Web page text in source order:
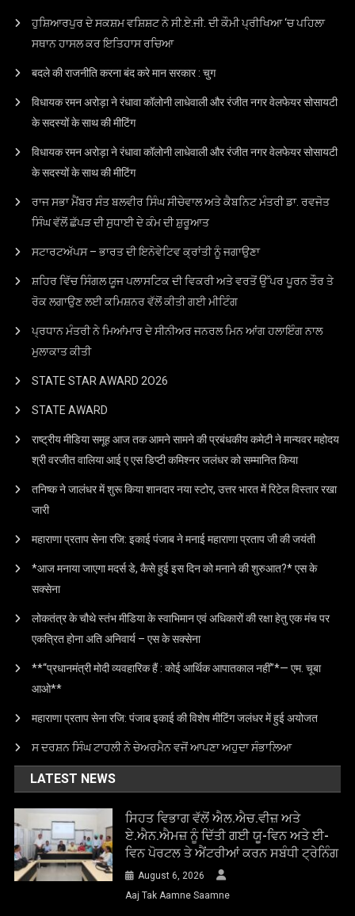
ਹੁਸ਼ਿਆਰਪੁਰ ਦੇ ਸਕਸ਼ਮ ਵਸ਼ਿਸ਼ਟ ਨੇ ਸੀ.ਏ.ਜੀ. ਦੀ ਕੌਮੀ ਪ੍ਰੀਖਿਆ ‘ਚ ਪਹਿਲਾ
ਸਥਾਨ ਹਾਸਲ ਕਰ ਇਤਿਹਾਸ ਰਚਿਆ
बदले की राजनीति करना बंद करे मान सरकार : चुग
विधायक रमन अरोड़ा ने रंधावा कॉलोनी लाधेवाली और रंजीत नगर वेलफेयर सोसायटी
के सदस्यों के साथ की मीटिंग
विधायक रमन अरोड़ा ने रंधावा कॉलोनी लाधेवाली और रंजीत नगर वेलफेयर सोसायटी
के सदस्यों के साथ की मीटिंग
ਰਾਜ ਸਭਾ ਮੈਂਬਰ ਸੰਤ ਬਲਵੀਰ ਸਿੰਘ ਸੀਚੇਵਾਲ ਅਤੇ ਕੈਬਨਿਟ ਮੰਤਰੀ ਡਾ. ਰਵਜੋਤ
ਸਿੰਘ ਵੱਲੋਂ ਛੱਪੜ ਦੀ ਸੁਧਾਈ ਦੇ ਕੰਮ ਦੀ ਸ਼ੁਰੂਆਤ
ਸਟਾਰਟਅੱਪਸ – ਭਾਰਤ ਦੀ ਇਨੋਵੇਟਿਵ ਕ੍ਰਾਂਤੀ ਨੂੰ ਜਗਾਉਣਾ
ਸ਼ਹਿਰ ਵਿੱਚ ਸਿੰਗਲ ਯੂਜ ਪਲਾਸਟਿਕ ਦੀ ਵਿਕਰੀ ਅਤੇ ਵਰਤੋਂ ਉੱਪਰ ਪੂਰਨ ਤੌਰ ਤੇ
ਰੋਕ ਲਗਾਉਣ ਲਈ ਕਮਿਸ਼ਨਰ ਵੱਲੋਂ ਕੀਤੀ ਗਈ ਮੀਟਿੰਗ
ਪ੍ਰਧਾਨ ਮੰਤਰੀ ਨੇ ਮਿਆਂਮਾਰ ਦੇ ਸੀਨੀਅਰ ਜਨਰਲ ਮਿਨ ਆਂਗ ਹਲਾਇੰਗ ਨਾਲ
ਮੁਲਾਕਾਤ ਕੀਤੀ
STATE STAR AWARD 2O26
STATE AWARD
राष्ट्रीय मीडिया समूह आज तक आमने सामने की प्रबंधकीय कमेटी ने मान्यवर महोदय
श्री वरजीत वालिया आई ए एस डिप्टी कमिश्नर जलंधर को सम्मानित किया
तनिष्क ने जालंधर में शुरू किया शानदार नया स्टोर, उत्तर भारत में रिटेल विस्तार रखा
जारी
महाराणा प्रताप सेना रजि: इकाई पंजाब ने मनाई महाराणा प्रताप जी की जयंती
*आज मनाया जाएगा मदर्स डे, कैसे हुई इस दिन को मनाने की शुरुआत?* एस के
सक्सेना
लोकतंत्र के चौथे स्तंभ मीडिया के स्वाभिमान एवं अधिकारों की रक्षा हेतु एक मंच पर
एकत्रित होना अति अनिवार्य – एस के सक्सेना
**“प्रधानमंत्री मोदी व्यवहारिक हैं : कोई आर्थिक आपातकाल नहीं”*— एम. चूबा
आओ**
महाराणा प्रताप सेना रजि: पंजाब इकाई की विशेष मीटिंग जलंधर में हुई अयोजत
ਸ ਦਰਸ਼ਨ ਸਿੰਘ ਟਾਹਲੀ ਨੇ ਚੇਅਰਮੈਨ ਵਜੋਂ ਆਪਣਾ ਅਹੁਦਾ ਸੰਭਾਲਿਆ
LATEST NEWS
ਸਿਹਤ ਵਿਭਾਗ ਵੱਲੋਂ ਐਲ.ਐਚ.ਵੀਜ਼ ਅਤੇ
ਏ.ਐਨ.ਐਮਜ਼ ਨੂੰ ਦਿੱਤੀ ਗਈ ਯੂ-ਵਿਨ ਅਤੇ ਈ-
ਵਿਨ ਪੋਰਟਲ ਤੇ ਐਂਟਰੀਆਂ ਕਰਨ ਸਬੰਧੀ ਟ੍ਰੇਨਿੰਗ
August 6, 2026
Aaj Tak Aamne Saamne